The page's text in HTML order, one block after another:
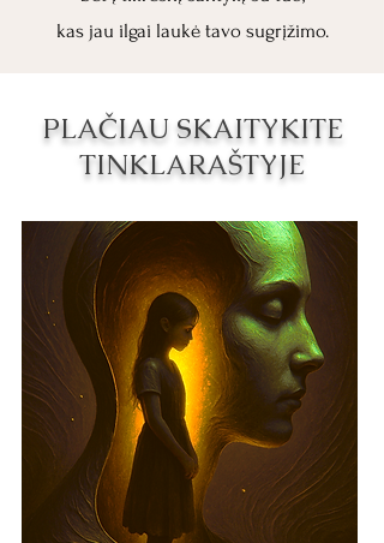
kas jau ilgai laukė tavo sugrįžimo.
PLAČIAU SKAITYKITE
TINKLARAŠTYJE